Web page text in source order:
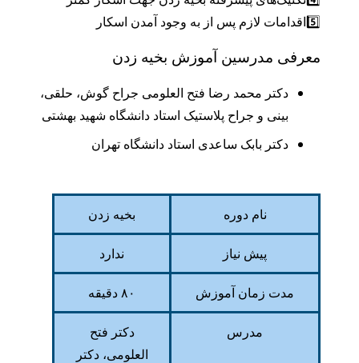
5️⃣اقدامات لازم پس از به وجود آمدن اسکار
معرفی مدرسین آموزش بخیه زدن
دکتر محمد رضا فتح العلومی جراح گوش، حلقی،
بینی و جراح پلاستیک استاد دانشگاه شهید بهشتی
دکتر بابک ساعدی استاد دانشگاه تهران
نام دوره بخیه زدن
پیش نیاز ندارد
مدت زمان آموزش ۸۰ دقیقه
مدرس
دکتر فتح
العلومی، دکتر